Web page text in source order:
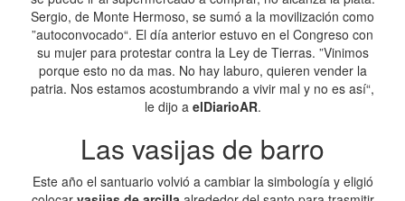
Sergio, de Monte Hermoso, se sumó a la movilización como
”autoconvocado“. El día anterior estuvo en el Congreso con
su mujer para protestar contra la Ley de Tierras. ”Vinimos
porque esto no da mas. No hay laburo, quieren vender la
patria. Nos estamos acostumbrando a vivir mal y no es así“,
le dijo a elDiarioAR.
Las vasijas de barro
Este año el santuario volvió a cambiar la simbología y eligió